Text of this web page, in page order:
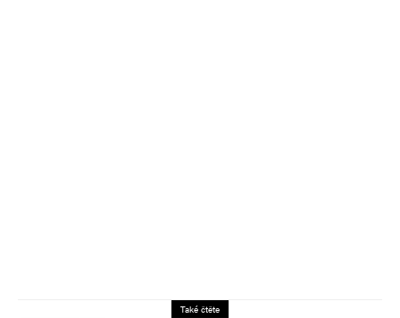
Také čtěte